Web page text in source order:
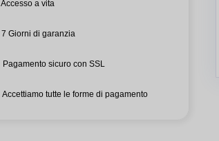
Accesso a vita
7 Giorni di garanzia
Pagamento sicuro con SSL
Accettiamo tutte le forme di pagamento